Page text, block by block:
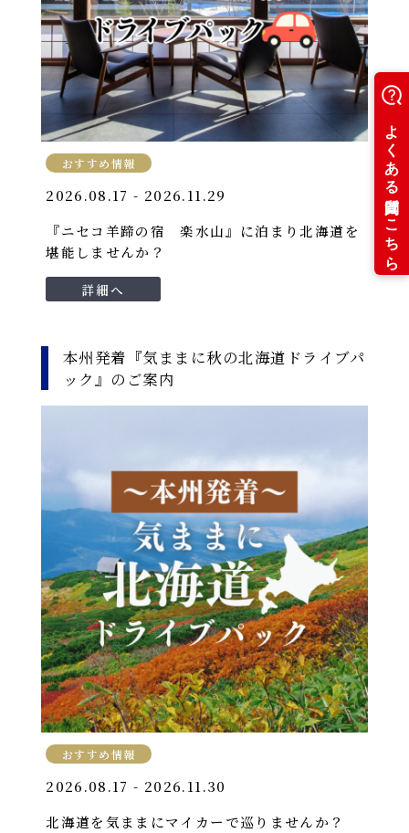
おすすめ情報
2026.08.17 - 2026.11.29
『ニセコ羊蹄の宿 楽水山』に泊まり北海道を
堪能しませんか？
詳細へ
本州発着『気ままに秋の北海道ドライブパ
ック』のご案内
おすすめ情報
2026.08.17 - 2026.11.30
北海道を気ままにマイカーで巡りませんか？